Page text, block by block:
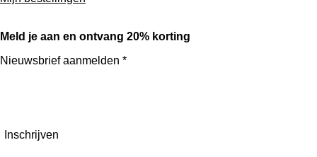
Meld je aan en ontvang 20% korting
Nieuwsbrief aanmelden *
Inschrijven